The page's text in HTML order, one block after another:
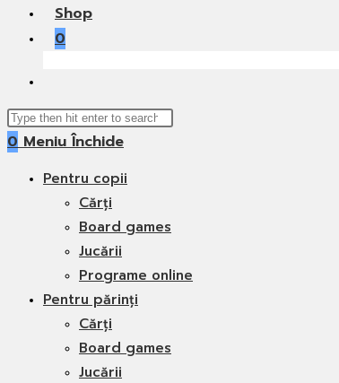
Shop
0
website
search
Search
this
0 Meniu Închide
Pentru copii
Cărți
Board games
Jucării
Programe online
Pentru părinți
Cărți
Board games
Jucării